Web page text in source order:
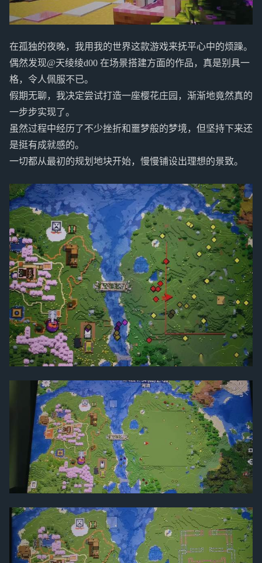
在孤独的夜晚，我用我的世界这款游戏来抚平心中的烦躁。
偶然发现@天绫绫d00 在场景搭建方面的作品，真是别具一
格，令人佩服不已。
假期无聊，我决定尝试打造一座樱花庄园，渐渐地竟然真的
一步步实现了。
虽然过程中经历了不少挫折和噩梦般的梦境，但坚持下来还
是挺有成就感的。
一切都从最初的规划地块开始，慢慢铺设出理想的景致。